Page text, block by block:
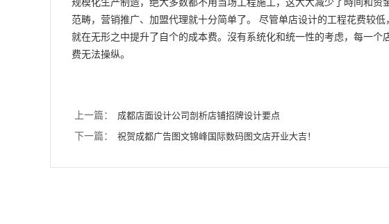
范畴，营销推广、加盟代理就十分简单了。 尽管单店设计的工程花费较
就在无形之中提升了自个的成本费。沒有系统化和统一性的考虑，每一
费无法操纵。
上一篇： 成都店面设计公司剖析店铺招牌设计要点
下一篇： 祝贺成都广告图文锦峰国际数码图文店开业大吉！